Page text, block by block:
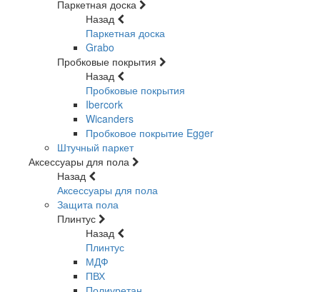
Паркетная доска
Назад
Паркетная доска
Grabo
Пробковые покрытия
Назад
Пробковые покрытия
Ibercork
Wicanders
Пробковое покрытие Egger
Штучный паркет
Аксессуары для пола
Назад
Аксессуары для пола
Защита пола
Плинтус
Назад
Плинтус
МДФ
ПВХ